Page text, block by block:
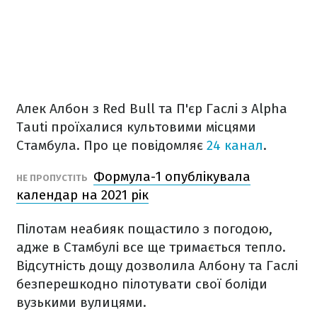
Алек Албон з Red Bull та П'єр Гаслі з Alpha
Tauti проїхалися культовими місцями
Стамбула. Про це повідомляє 24 канал.
НЕ ПРОПУСТІТЬ
Формула-1 опублікувала
календар на 2021 рік
Пілотам неабияк пощастило з погодою,
адже в Стамбулі все ще тримається тепло.
Відсутність дощу дозволила Албону та Гаслі
безперешкодно пілотувати свої боліди
вузькими вулицями.